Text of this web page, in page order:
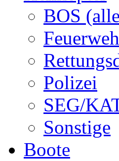
BOS
Polizei
SEG/
Sonstige
Boote